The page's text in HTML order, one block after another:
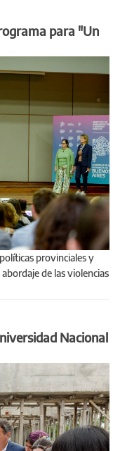
para "Un
de las violencias
Nacional